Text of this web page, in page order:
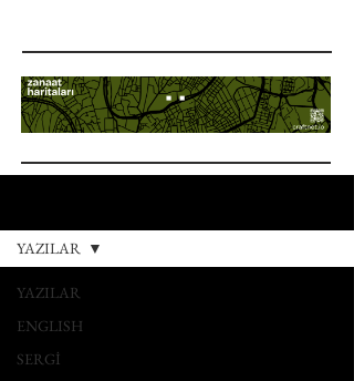
YAZILAR
ENGLISH
SERGİ
YAZILAR